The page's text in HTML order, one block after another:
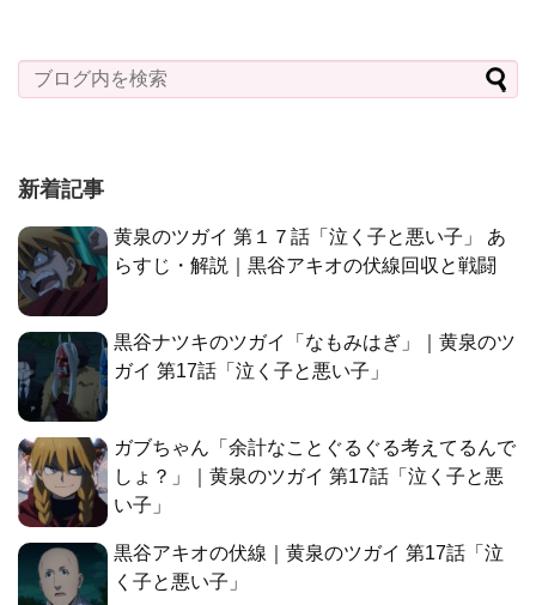
新着記事
黄泉のツガイ 第１７話「泣く子と悪い子」 あ
らすじ・解説｜黒谷アキオの伏線回収と戦闘
黒谷ナツキのツガイ「なもみはぎ」｜黄泉のツ
ガイ 第17話「泣く子と悪い子」
ガブちゃん「余計なことぐるぐる考えてるんで
しょ？」｜黄泉のツガイ 第17話「泣く子と悪
い子」
黒谷アキオの伏線｜黄泉のツガイ 第17話「泣
く子と悪い子」